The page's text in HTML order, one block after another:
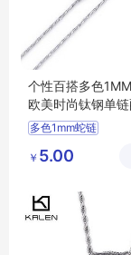
个性百搭多色
欧美时尚钛钢单
链批发
多色1mm蛇链
多色蛇链
￥ 5.00